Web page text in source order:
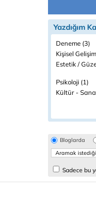
Yazdığım
Deneme (3)
Kişisel
Estetik /
Psikoloji (1)
Kültür -
Bloglarda
Sadece bu